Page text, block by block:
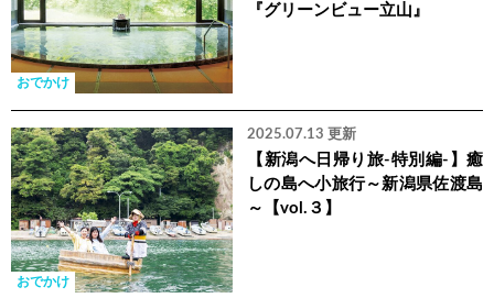
おでかけ
『グリーンビュー立山』
おでかけ
2025.07.13 更新
【新潟へ日帰り旅-特別編-】癒
しの島へ小旅行～新潟県佐渡島
～【vol.３】